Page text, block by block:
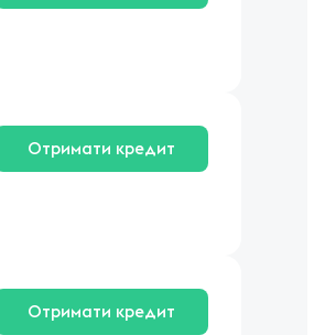
Отримати кредит
Отримати кредит